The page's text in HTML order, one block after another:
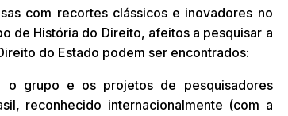
com recortes clássicos e inovadores no
de História do Direito, afeitos a pesquisar a
do Estado podem ser encontrados:
o grupo e os projetos de pesquisadores
reconhecido internacionalmente (com a